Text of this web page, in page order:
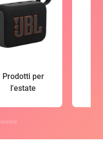
Prodotti per
l'estate